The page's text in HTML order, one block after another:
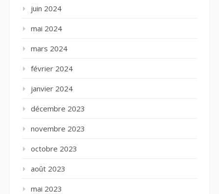
juin 2024
mai 2024
mars 2024
février 2024
janvier 2024
décembre 2023
novembre 2023
octobre 2023
août 2023
mai 2023